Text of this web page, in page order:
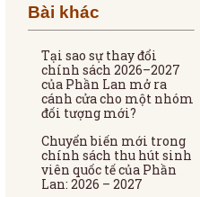
Bài khác
Tại sao sự thay đổi
chính sách 2026–2027
của Phần Lan mở ra
cánh cửa cho một nhóm
đối tượng mới?
Chuyển biến mới trong
chính sách thu hút sinh
viên quốc tế của Phần
Lan: 2026 – 2027